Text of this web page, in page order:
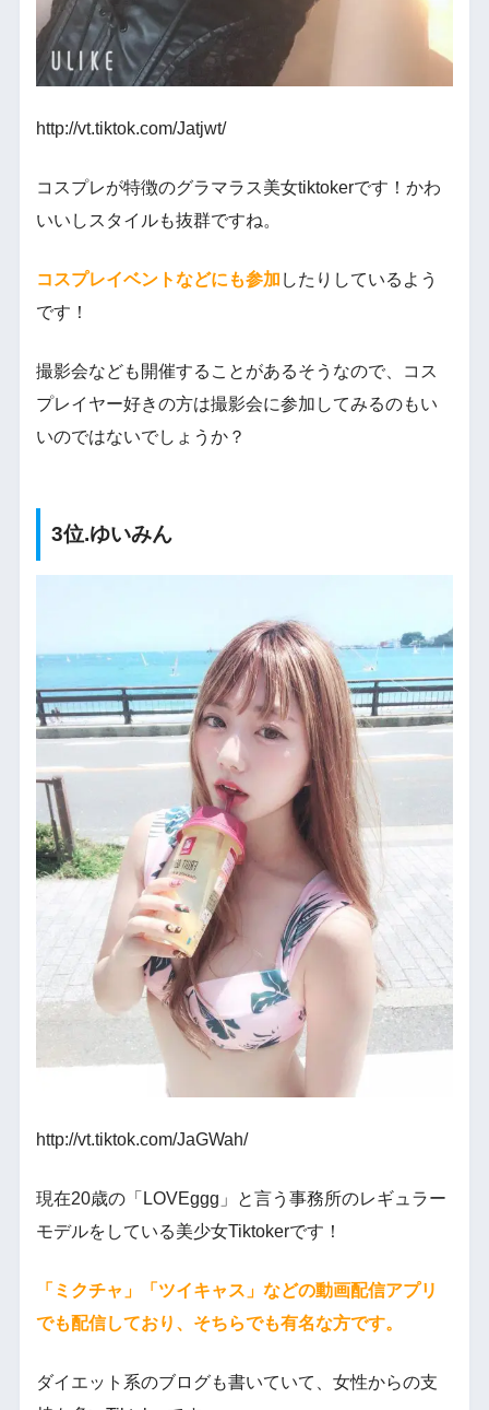
http://vt.tiktok.com/Jatjwt/
コスプレが特徴のグラマラス美女tiktokerです！かわ
いいしスタイルも抜群ですね。
コスプレイベントなどにも参加 したりしているよう
です！
撮影会なども開催することがあるそうなので、コス
プレイヤー好きの方は撮影会に参加してみるのもい
いのではないでしょうか？
3位.ゆいみん
http://vt.tiktok.com/JaGWah/
現在20歳の「LOVEggg」と言う事務所のレギュラー
モデルをしている美少女Tiktokerです！
「ミクチャ」「ツイキャス」などの動画配信アプリ
でも配信しており、そちらでも有名な方です。
ダイエット系のブログも書いていて、女性からの支